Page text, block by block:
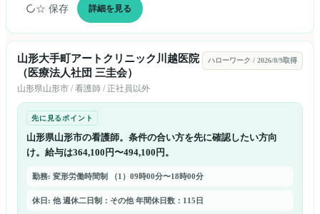
☆ 保存 詳細を見る
山形大手町アートクリニック川越医院
（医療法人社団 三圭会）
山形県山形市 / 看護師 / 正社員以外
ハローワーク / 2026/8/9取得
先に見るポイント
山形県山形市の看護師。条件の合い方を先に確認したい方向
け。給与は364,100円〜494,100円。
勤務: 変形労働時間制 （1）09時00分〜18時00分
休日: 他 週休二日制：その他 年間休日数：115日